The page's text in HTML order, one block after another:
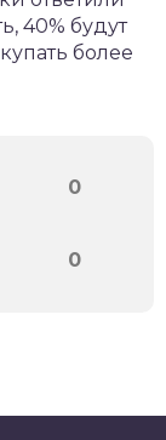
40% будут
более
0
0